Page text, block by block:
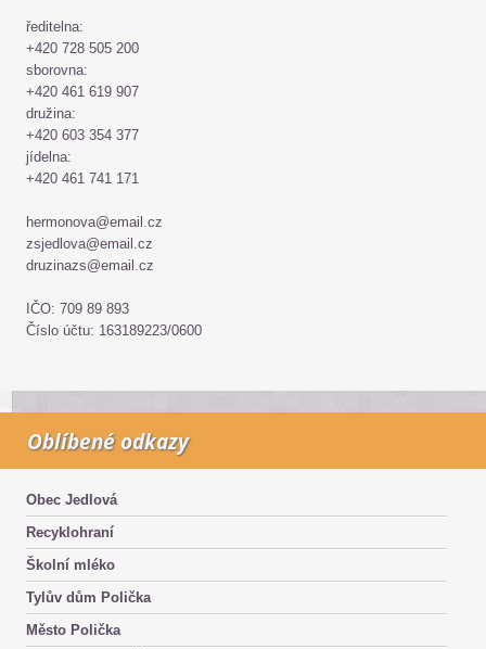
ředitelna:
+420 728 505 200
sborovna:
+420 461 619 907
družina:
+420 603 354 377
jídelna:
+420 461 741 171
hermonova@email.cz
zsjedlova@email.cz
druzinazs@email.cz
IČO: 709 89 893
Číslo účtu: 163189223/0600
Oblíbené odkazy
Obec Jedlová
Recyklohraní
Školní mléko
Tylův dům Polička
Město Polička